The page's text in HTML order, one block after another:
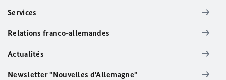
Services
Relations franco-allemandes
Actualités
Newsletter "Nouvelles d'Allemagne"